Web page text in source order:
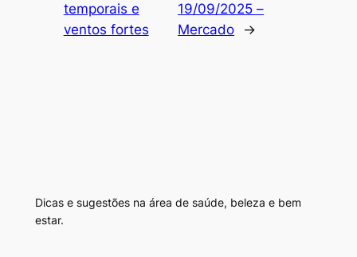
temporais e
ventos fortes
19/09/2025 –
Mercado
→
Dicas e sugestões na área de saúde, beleza e bem
estar.